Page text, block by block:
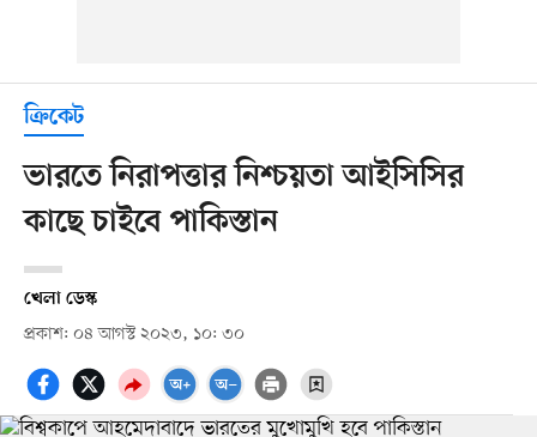
ক্রিকেট
ভারতে নিরাপত্তার নিশ্চয়তা আইসিসির
কাছে চাইবে পাকিস্তান
খেলা ডেস্ক
প্রকাশ: ০৪ আগস্ট ২০২৩, ১০: ৩০